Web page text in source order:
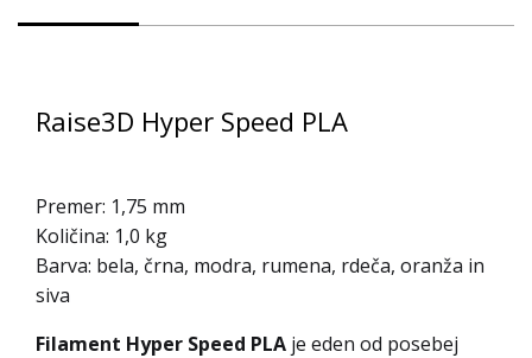
Raise3D Hyper Speed PLA
Premer: 1,75 mm
Količina: 1,0 kg
Barva: bela, črna, modra, rumena, rdeča, oranža in
siva
Filament Hyper Speed PLA je eden od posebej